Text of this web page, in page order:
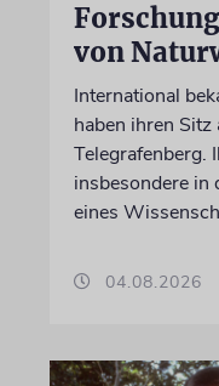
von
International
haben ihren
Telegrafenberg.
insbesondere in
eines
04.08.2026